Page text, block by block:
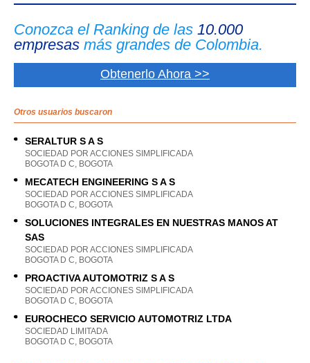
Conozca el Ranking de las 10.000
empresas más grandes de Colombia.
Obtenerlo Ahora >>
Otros usuarios buscaron
SERALTUR S A S
SOCIEDAD POR ACCIONES SIMPLIFICADA
BOGOTA D C, BOGOTA
MECATECH ENGINEERING S A S
SOCIEDAD POR ACCIONES SIMPLIFICADA
BOGOTA D C, BOGOTA
SOLUCIONES INTEGRALES EN NUESTRAS MANOS AT
SAS
SOCIEDAD POR ACCIONES SIMPLIFICADA
BOGOTA D C, BOGOTA
PROACTIVA AUTOMOTRIZ S A S
SOCIEDAD POR ACCIONES SIMPLIFICADA
BOGOTA D C, BOGOTA
EUROCHECO SERVICIO AUTOMOTRIZ LTDA
SOCIEDAD LIMITADA
BOGOTA D C, BOGOTA